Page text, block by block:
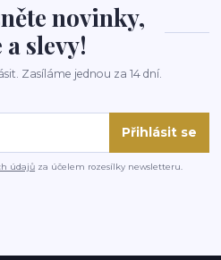
novinky,
a slevy!
Zasíláme jednou za 14 dní.
Přihlásit se
údajů za účelem rozesílky newsletteru.